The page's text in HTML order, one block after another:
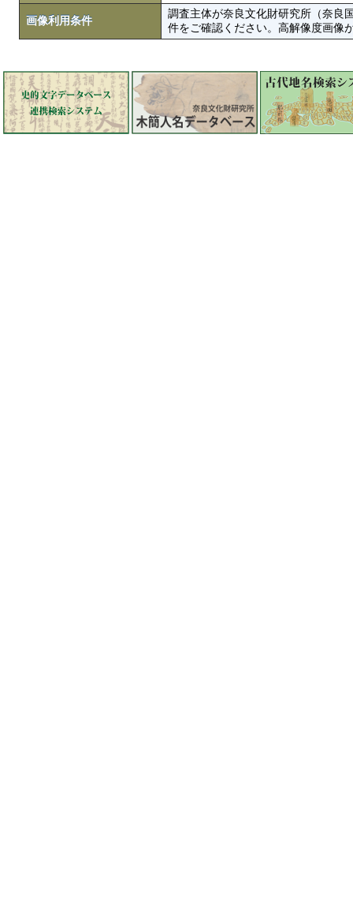
画像利用条件
調査主体が奈良文化財研究所（奈良
件をご確認ください。高解像度画像